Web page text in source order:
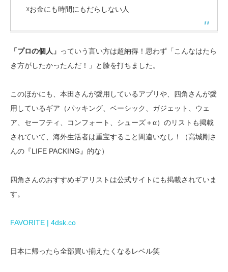
☓お金にも時間にもだらしない人
「プロの個人」 っていう言い方は超納得！思わず「こんなはたら
き方がしたかったんだ！」と膝を打ちました。
このほかにも、本田さんが愛用しているアプリや、四角さんが愛
用しているギア（パッキング、ベーシック、ガジェット、ウェ
ア、セーフティ、コンフォート、シューズ＋α）のリストも掲載
されていて、海外生活者は重宝すること間違いなし！（高城剛さ
んの『LIFE PACKING』的な）
四角さんのおすすめギアリストは公式サイトにも掲載されていま
す。
FAVORITE | 4dsk.co
日本に帰ったら全部買い揃えたくなるレベル笑